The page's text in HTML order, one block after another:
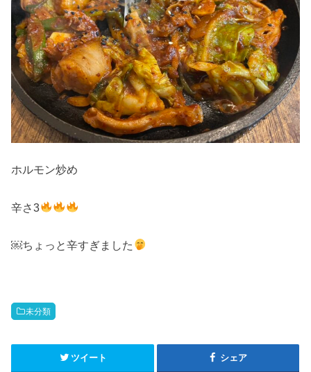
ホルモン炒め
辛さ3
￼ちょっと辛すぎました
未分類
ツイート シェア